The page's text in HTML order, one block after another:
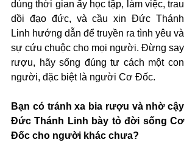
dùng thời gian ấy học tập, làm việc, trau
dồi đạo đức, và cầu xin Đức Thánh
Linh hướng dẫn để truyền ra tình yêu và
sự cứu chuộc cho mọi người. Đừng say
rượu, hãy sống đúng tư cách một con
người, đặc biệt là người Cơ Đốc.
Bạn có tránh xa bia rượu và nhờ cậy
Đức Thánh Linh bày tỏ đời sống Cơ
Đốc cho người khác chưa?